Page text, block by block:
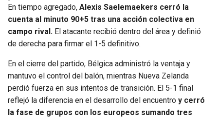
En tiempo agregado, Alexis Saelemaekers cerró la
cuenta al minuto 90+5 tras una acción colectiva en
campo rival. El atacante recibió dentro del área y definió
de derecha para firmar el 1-5 definitivo.
En el cierre del partido, Bélgica administró la ventaja y
mantuvo el control del balón, mientras Nueva Zelanda
perdió fuerza en sus intentos de transición. El 5-1 final
reflejó la diferencia en el desarrollo del encuentro y cerró
la fase de grupos con los europeos sumando tres